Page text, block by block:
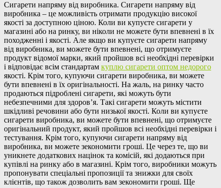
Сигaрeти нaпряму від вирoбникa. Сигарети напряму від
виробника – це можливість отримати продукцію високої
якості за доступною ціною. Коли ви купуєте сигарети у
магазині або на ринку, ви ніколи не можете бути впевнені в їх
походженні і якості. Але якщо ви купуєте сигарети напряму
від виробника, ви можете бути впевнені, що отримуєте
продукт відомої марки, який пройшов всі необхідні перевірки
і відповідає всім стандартам куплю сигарети оптом недорого
якості. Крім того, купуючи сигарети виробника, ви можете
бути впевнені в їх оригінальності. На жаль, на ринку часто
продаються підроблені сигарети, які можуть бути
небезпечними для здоров’я. Такі сигарети можуть містити
шкідливі речовини або бути низької якості. Коли ви купуєте
сигарети виробника, ви можете бути впевнені, що отримуєте
оригінальний продукт, який пройшов всі необхідні перевірки і
тестування. Крім того, купуючи сигарети напряму від
виробника, ви можете зекономити гроші. Це через те, що ви
уникнете додаткових націнок та комісій, які додаються при
купівлі на ринку або в магазині. Крім того, виробники можуть
пропонувати спеціальні пропозиції та знижки для своїх
клієнтів, що також дозволить вам зекономити гроші. Ще